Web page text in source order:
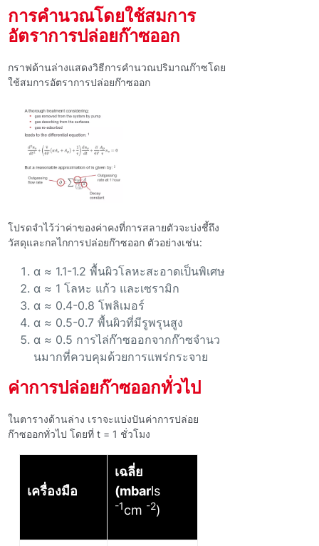
การคํานวณโดยใช้สมการ
อัตราการปล่อยก๊าซออก
กราฟด้านล่างแสดงวิธีการคํานวณปริมาณก๊าซโดย
ใช้สมการอัตราการปล่อยก๊าซออก
โปรดจําไว้ว่าค่าของค่าคงที่การสลายตัวจะบ่งชี้ถึง
วัสดุและกลไกการปล่อยก๊าซออก ตัวอย่างเช่น:
α ≈ 1.1-1.2 พื้นผิวโลหะสะอาดเป็นพิเศษ
α ≈ 1 โลหะ แก้ว และเซรามิก
α ≈ 0.4-0.8 โพลิเมอร์
α ≈ 0.5-0.7 พื้นผิวที่มีรูพรุนสูง
α ≈ 0.5 การไล่ก๊าซออกจากก๊าซจํานว
นมากที่ควบคุมด้วยการแพร่กระจาย
ค่าการปล่อยก๊าซออกทั่วไป
ในตารางด้านล่าง เราจะแบ่งปันค่าการปล่อย
ก๊าซออกทั่วไป โดยที่ t = 1 ชั่วโมง
เครื่องมือ
เฉลี่ย
(mbarls
-1cm -2)